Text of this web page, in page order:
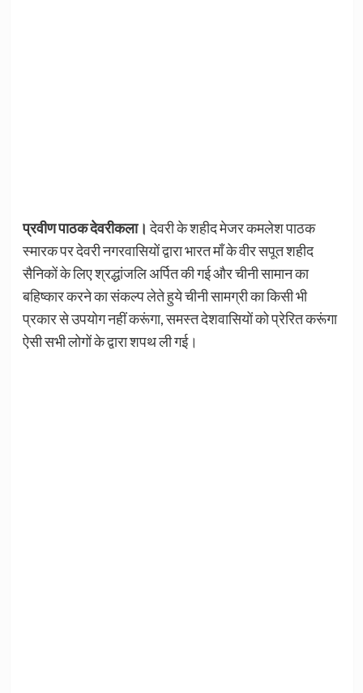
प्रवीण पाठक देवरीकला। देवरी के शहीद मेजर कमलेश पाठक
स्मारक पर देवरी नगरवासियों द्वारा भारत माँ के वीर सपूत शहीद
सैनिकों के लिए श्रद्धांजलि अर्पित की गई और चीनी सामान का
बहिष्कार करने का संकल्प लेते हुये चीनी सामग्री का किसी भी
प्रकार से उपयोग नहीं करूंगा, समस्त देशवासियों को प्रेरित करूंगा
ऐसी सभी लोगों के द्वारा शपथ ली गई।